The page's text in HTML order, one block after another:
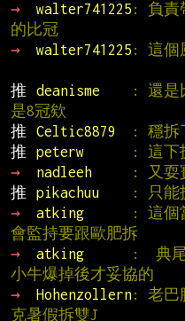
→
walter741225 : 負責
的比冠
→
walter741225 : 這個
推
deanisme
: 還是
是8冠欸
推
Celtic8879 : 穩拆
推
peterw : 這下
→
nadleeh : 又耍
推
pikachuu : 只能
→
atking
: 這個
會監持要跟歐肥拆
→
atking
:  典
小牛爆掉後才妥協的
→
Hohenzollern: 老巴
克暑假拆雙J